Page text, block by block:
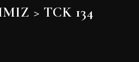
> TCK 134